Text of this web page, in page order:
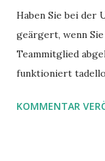
Haben Sie bei der
geärgert, wenn
Teammitglied
funktioniert
mit UND oder
KOMMENTAR